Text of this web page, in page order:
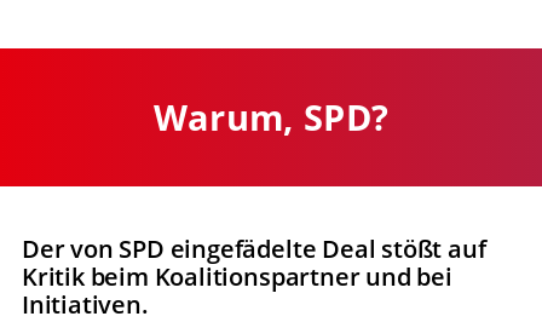
springen
Warum, SPD?
Der von SPD eingefädelte Deal stößt auf
Kritik beim Koalitionspartner und bei
Initiativen.